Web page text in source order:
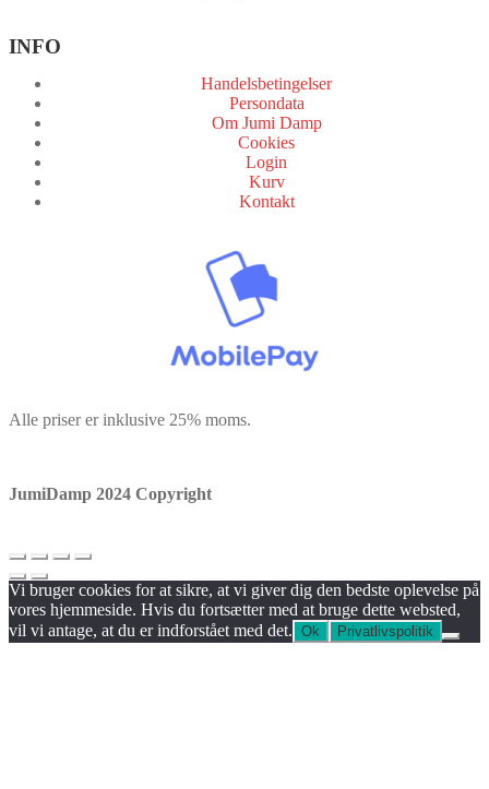
INFO
Handelsbetingelser
Persondata
Om Jumi Damp
Cookies
Login
Kurv
Kontakt
Alle priser er inklusive 25% moms.
JumiDamp 2024 Copyright
Vi bruger cookies for at sikre, at vi giver dig den bedste oplevelse på
vores hjemmeside. Hvis du fortsætter med at bruge dette websted,
vil vi antage, at du er indforstået med det. Ok Privatlivspolitik